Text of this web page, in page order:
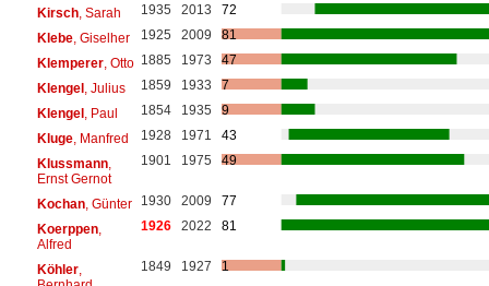
Kirsch, Sarah 1935 2013
72
Klebe, Giselher 1925 2009
81
Klemperer, Otto 1885 1973
47
Klengel, Julius 1859 1933
7
Klengel, Paul 1854 1935
9
Kluge, Manfred 1928 1971
43
Klussmann,
Ernst Gernot
1901 1975 49
Kochan, Günter 1930 2009
77
Koerppen,
Alfred
1926 2022 81
Köhler,
1849 1927 1